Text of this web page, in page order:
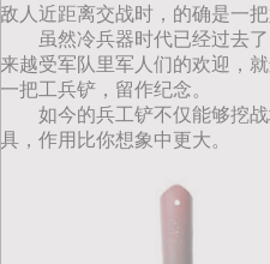
敌人近距离交战时，的确是一把
虽然冷兵器时代已经过去
来越受军队里军人们的欢迎，
一把工兵铲，留作纪念。
如今的兵工铲不仅能够挖
具，作用比你想象中更大。